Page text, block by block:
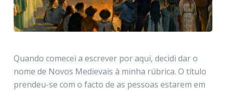
Quando comecei a escrever por aqui, decidi dar o
nome de Novos Medievais à minha rúbrica. O título
prendeu-se com o facto de as pessoas estarem em